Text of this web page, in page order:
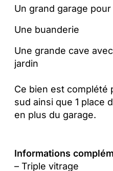
Un grand garage
Une buanderie
Une grande cave
jardin
Ce bien est complété
sud ainsi que 1 place
en plus du garage.
Informations
– Triple vitrage